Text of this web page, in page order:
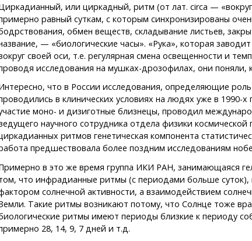
или циркадный, ритм (от лат. circa —
равный суткам, с которым синхронизированы
обмен веществ, складывание листьев,
— «биологические часы». «Рука», которая
своей оси, т.е. регулярная смена освещенности и
исследования на мушках-дрозофилах, они поняли,
что в России исследования, определяющие
в клинических условиях на людях уже в 1990-
моно- и дизиготные близнецы, проводил
научного сотрудника отдела физики
ритмов генетическая компонента
предшествовала более поздним исследованиям
в это же время группа ИКИ РАН, занимающаяся
что инфрадианные ритмы (с периодами больше
солнечной активности, а взаимодействием
Такие ритмы возникают потому, что Солнце тоже
ритмы имеют периоды близкие к периоду
28, 14, 9, 7 дней и т.д.